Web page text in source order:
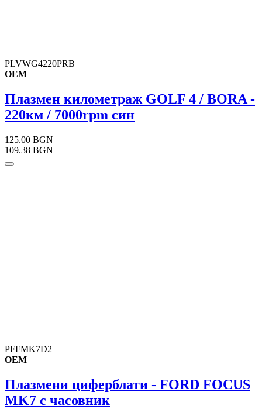
PLVWG4220PRB
OEM
Плазмен километраж GOLF 4 / BORA -
220км / 7000rpm син
125.00 BGN
109.38 BGN
PFFMK7D2
OEM
Плазмени циферблати - FORD FOCUS
MK7 с часовник